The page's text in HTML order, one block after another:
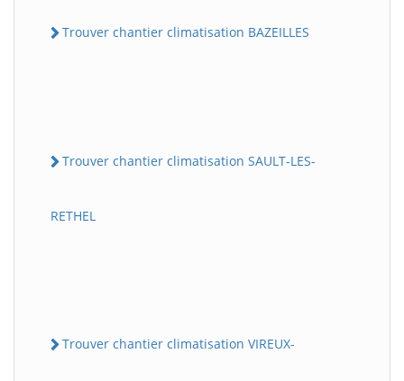
Trouver chantier climatisation BAZEILLES
Trouver chantier climatisation SAULT-LES-
RETHEL
Trouver chantier climatisation VIREUX-